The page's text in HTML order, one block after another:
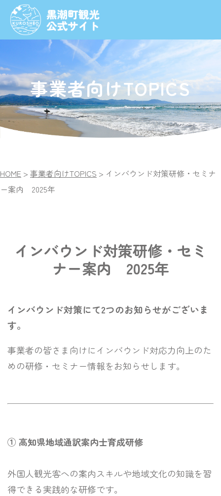
事業者向けTOPICS
HOME > 事業者向けTOPICS > インバウンド対策研修・セミナ
ー案内 2025年
インバウンド対策研修・セミ
ナー案内 2025年
インバウンド対策にて2つのお知らせがございま
す。
事業者の皆さま向けにインバウンド対応力向上のた
めの研修・セミナー情報をお知らせします。
① 高知県地域通訳案内士育成研修
外国人観光客への案内スキルや地域文化の知識を習
得できる実践的な研修です。